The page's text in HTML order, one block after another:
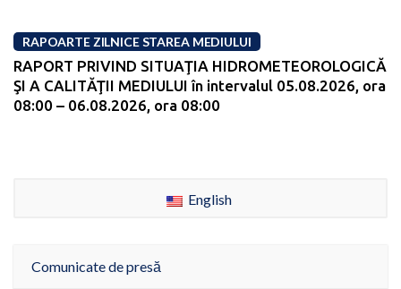
RAPOARTE ZILNICE STAREA MEDIULUI
RAPORT PRIVIND SITUAŢIA HIDROMETEOROLOGICĂ
ŞI A CALITĂŢII MEDIULUI în intervalul 05.08.2026, ora
08:00 – 06.08.2026, ora 08:00
English
Comunicate de presă